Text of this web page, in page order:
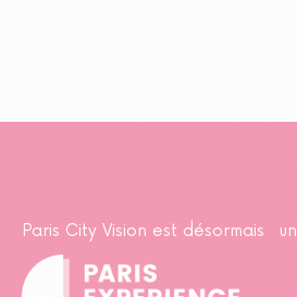
Paris City Vision est désormais